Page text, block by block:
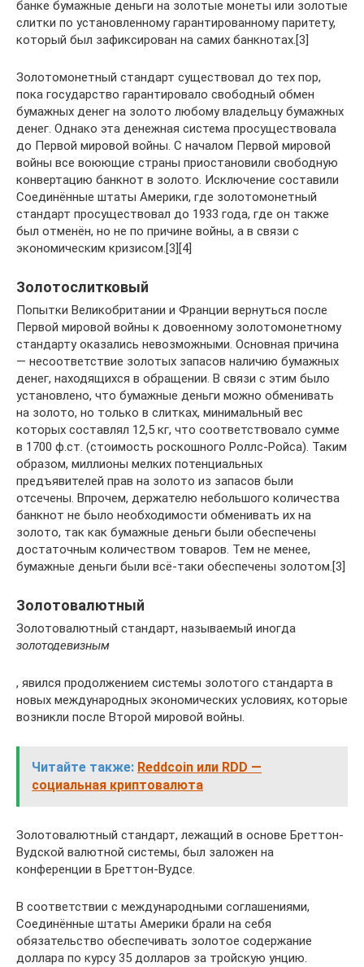
банке бумажные деньги на золотые монеты или золотые
слитки по установленному гарантированному паритету,
который был зафиксирован на самих банкнотах.[3]
Золотомонетный стандарт существовал до тех пор,
пока государство гарантировало свободный обмен
бумажных денег на золото любому владельцу бумажных
денег. Однако эта денежная система просуществовала
до Первой мировой войны. С началом Первой мировой
войны все воюющие страны приостановили свободную
конвертацию банкнот в золото. Исключение составили
Соединённые штаты Америки, где золотомонетный
стандарт просуществовал до 1933 года, где он также
был отменён, но не по причине войны, а в связи с
экономическим кризисом.[3][4]
Золотослитковый
Попытки Великобритании и Франции вернуться после
Первой мировой войны к довоенному золотомонетному
стандарту оказались невозможными. Основная причина
— несоответствие золотых запасов наличию бумажных
денег, находящихся в обращении. В связи с этим было
установлено, что бумажные деньги можно обменивать
на золото, но только в слитках, минимальный вес
которых составлял 12,5 кг, что соответствовало сумме
в 1700 ф.ст. (стоимость роскошного Роллс-Ройса). Таким
образом, миллионы мелких потенциальных
предъявителей прав на золото из запасов были
отсечены. Впрочем, держателю небольшого количества
банкнот не было необходимости обменивать их на
золото, так как бумажные деньги были обеспечены
достаточным количеством товаров. Тем не менее,
бумажные деньги были всё-таки обеспечены золотом.[3]
Золотовалютный
Золотовалютный стандарт, называемый иногда
золотодевизным
, явился продолжением системы золотого стандарта в
новых международных экономических условиях, которые
возникли после Второй мировой войны.
Читайте также: Reddcoin или RDD —
социальная криптовалюта
Золотовалютный стандарт, лежащий в основе Бреттон-
Вудской валютной системы, был заложен на
конференции в Бреттон-Вудсе.
В соответствии с международными соглашениями,
Соединённые штаты Америки брали на себя
обязательство обеспечивать золотое содержание
доллара по курсу 35 долларов за тройскую унцию.